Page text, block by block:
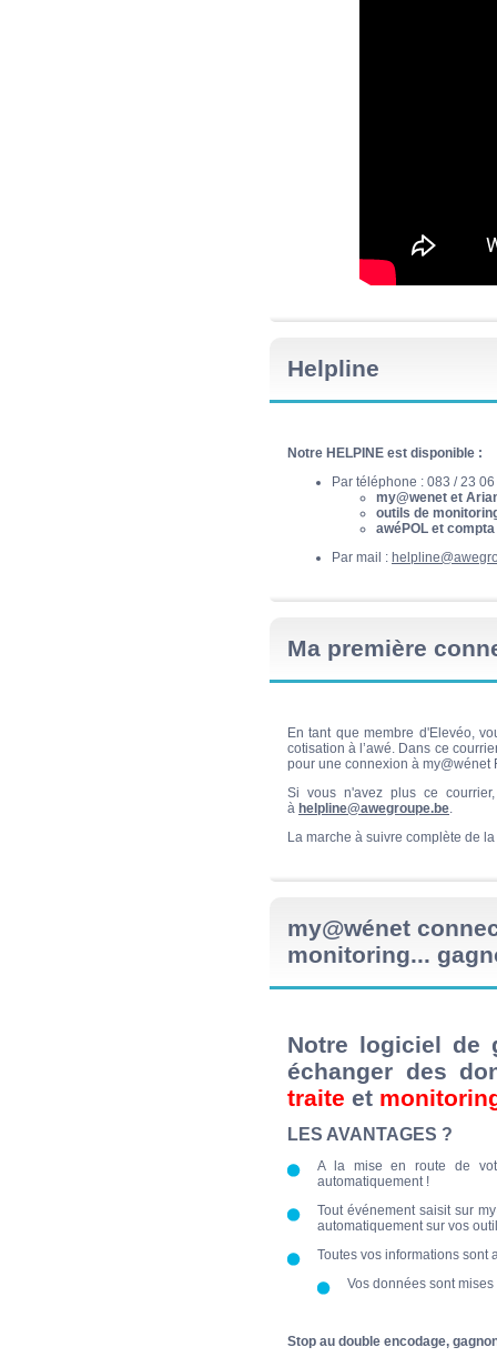
Helpline
Notre HELPINE est disponible :
Par téléphone : 083 / 23
my@wenet et
outils de
awéPOL et compta
Par mail :
Ma première
En tant que membre d'Elevéo,
cotisation à l’awé. Dans ce
pour une connexion à my@wénet
Si vous n'avez plus ce
à helpline@awegroupe.be.
La marche à suivre complète de
my@wénet
monitoring...
Notre logiciel de
échanger des
traite et
LES AVANTAGES ?
A la mise en route de
automatiquement !
Tout événement saisit sur
automatiquement sur vos
Toutes vos informations sont
Vos données sont
Stop au double encodage,